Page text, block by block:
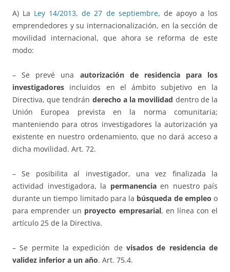
A) La Ley 14/2013, de 27 de septiembre, de apoyo a los
emprendedores y su internacionalización, en la sección de
movilidad internacional, que ahora se reforma de este
modo:
– Se prevé una autorización de residencia para los
investigadores incluidos en el ámbito subjetivo en la
Directiva, que tendrán derecho a la movilidad dentro de la
Unión Europea prevista en la norma comunitaria;
manteniendo para otros investigadores la autorización ya
existente en nuestro ordenamiento, que no dará acceso a
dicha movilidad. Art. 72.
– Se posibilita al investigador, una vez finalizada la
actividad investigadora, la permanenciaen nuestro país
durante un tiempo limitado para la búsqueda de empleo o
para emprender un proyecto empresarial, en línea con el
artículo 25 de la Directiva.
– Se permite la expedición de visados de residencia de
validez inferior a un año. Art. 75.4.